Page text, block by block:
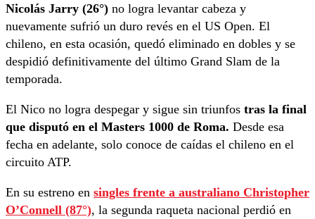
Nicolás Jarry (26°) no logra levantar cabeza y
nuevamente sufrió un duro revés en el US Open. El
chileno, en esta ocasión, quedó eliminado en dobles y se
despidió definitivamente del último Grand Slam de la
temporada.
El Nico no logra despegar y sigue sin triunfos tras la final
que disputó en el Masters 1000 de Roma. Desde esa
fecha en adelante, solo conoce de caídas el chileno en el
circuito ATP.
En su estreno en singles frente a australiano Christopher
O’Connell (87°), la segunda raqueta nacional perdió en